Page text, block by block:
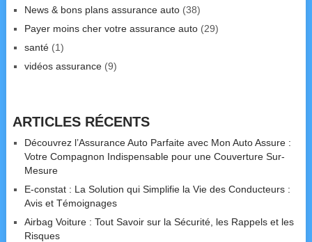
News & bons plans assurance auto(38)
Payer moins cher votre assurance auto(29)
santé(1)
vidéos assurance(9)
ARTICLES RÉCENTS
Découvrez l’Assurance Auto Parfaite avec Mon Auto Assure :
Votre Compagnon Indispensable pour une Couverture Sur-
Mesure
E-constat : La Solution qui Simplifie la Vie des Conducteurs :
Avis et Témoignages
Airbag Voiture : Tout Savoir sur la Sécurité, les Rappels et les
Risques